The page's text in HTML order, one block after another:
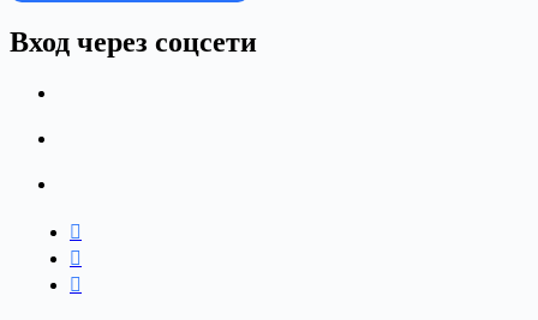
Вход через соцсети